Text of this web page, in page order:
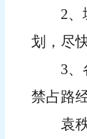
2
划，尽
3
禁占路
袁